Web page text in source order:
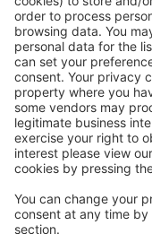
Mehr sparen
Attraktive
Benutzer.
Unterkünfte,
Wählen Sie aus
Hütten,
Meist gesuchte